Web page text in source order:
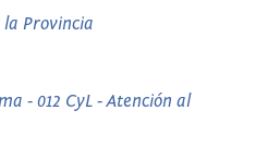
Provincia
- 012 CyL - Atención al